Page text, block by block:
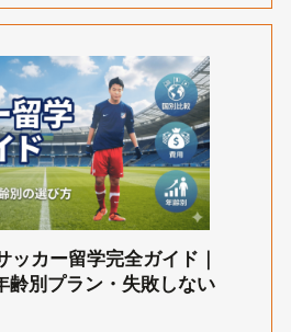
ッカー留学完全ガイド｜
齢別プラン・失敗しない